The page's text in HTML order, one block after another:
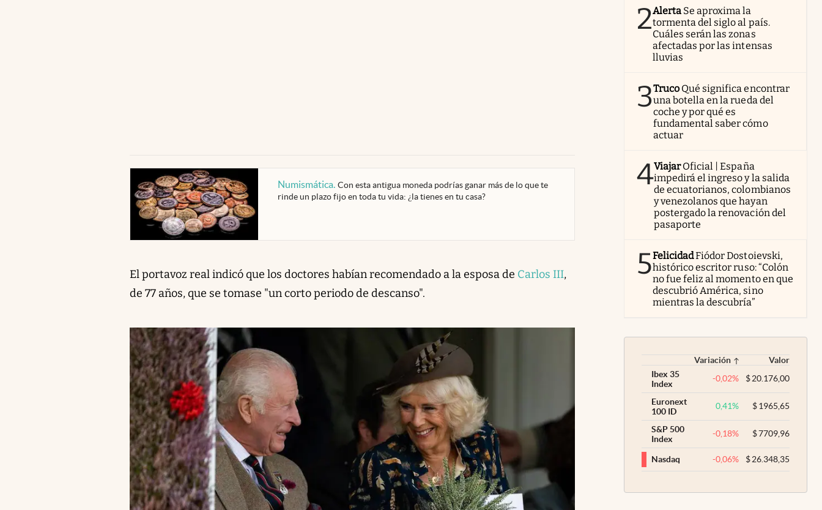
Numismática. Con esta antigua moneda podrías ganar más de lo que te
rinde un plazo fijo en toda tu vida: ¿la tienes en tu casa?
abre en nueva pestaña
El portavoz real indicó que los doctores habían recomendado a la esposa de Carlos III,
de 77 años, que se tomase "un corto periodo de descanso".
2Alerta Se aproxima la
tormenta del siglo al país.
Cuáles serán las zonas
afectadas por las intensas
lluvias
3Truco Qué significa encontrar
una botella en la rueda del
coche y por qué es
fundamental saber cómo
actuar
4Viajar Oficial | España
impedirá el ingreso y la salida
de ecuatorianos, colombianos
y venezolanos que hayan
postergado la renovación del
pasaporte
5FelicidadFiódor Dostoievski,
histórico escritor ruso: “Colón
no fue feliz al momento en que
descubrió América, sino
mientras la descubría”
Variación
Valor
Ibex 35
Index
-0,02% $20.176,00
Euronext
100 ID
0,41% $1965,65
S&P 500
Index
-0,18% $7709,96
Nasdaq -0,06% $26.348,35